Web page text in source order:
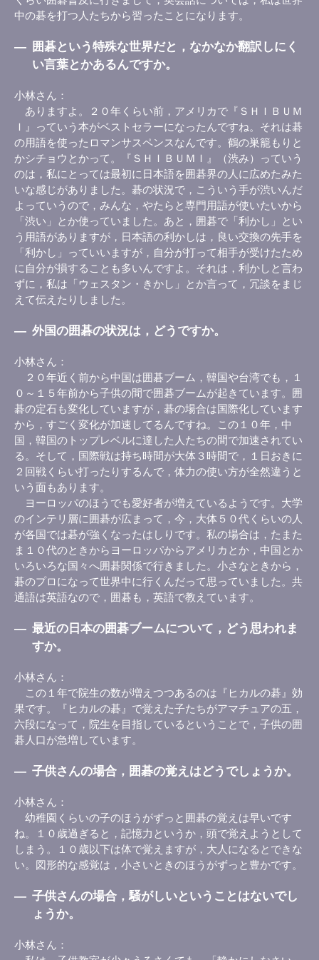
中の碁を打つ人たちから習ったことになります。
― 囲碁という特殊な世界だと，なかなか翻訳しにく
い言葉とかあるんですか。
小林さん
ありますよ。２０年くらい前，アメリカで『ＳＨＩＢＵＭ
Ｉ』っていう本がベストセラーになったんですね。それは碁
の用語を使ったロマンサスペンスなんです。鶴の巣籠もりと
かシチョウとかって。『ＳＨＩＢＵＭＩ』（渋み）っていう
のは，私にとっては最初に日本語を囲碁界の人に広めたみた
いな感じがありました。碁の状況で，こういう手が渋いんだ
よっていうので，みんな，やたらと専門用語が使いたいから
「渋い」とか使っていました。あと，囲碁で「利かし」とい
う用語がありますが，日本語の利かしは，良い交換の先手を
「利かし」っていいますが，自分が打って相手が受けたため
に自分が損することも多いんですよ。それは，利かしと言わ
ずに，私は「ウェスタン・きかし」とか言って，冗談をまじ
えて伝えたりしました。
― 外国の囲碁の状況は，どうですか。
小林さん
２０年近く前から中国は囲碁ブーム，韓国や台湾でも，１
０～１５年前から子供の間で囲碁ブームが起きています。囲
碁の定石も変化していますが，碁の場合は国際化しています
から，すごく変化が加速してるんですね。この１０年，中
国，韓国のトップレベルに達した人たちの間で加速されてい
る。そして，国際戦は持ち時間が大体３時間で，１日おきに
２回戦くらい打ったりするんで，体力の使い方が全然違うと
いう面もあります。
ヨーロッパのほうでも愛好者が増えているようです。大学
のインテリ層に囲碁が広まって，今，大体５０代くらいの人
が各国では碁が強くなったはしりです。私の場合は，たまた
ま１０代のときからヨーロッパからアメリカとか，中国とか
いろいろな国々へ囲碁関係で行きました。小さなときから，
碁のプロになって世界中に行くんだって思っていました。共
通語は英語なので，囲碁も，英語で教えています。
― 最近の日本の囲碁ブームについて，どう思われま
すか。
小林さん
この１年で院生の数が増えつつあるのは『ヒカルの碁』効
果です。『ヒカルの碁』で覚えた子たちがアマチュアの五，
六段になって，院生を目指しているということで，子供の囲
碁人口が急増しています。
― 子供さんの場合，囲碁の覚えはどうでしょうか。
小林さん
幼稚園くらいの子のほうがずっと囲碁の覚えは早いです
ね。１０歳過ぎると，記憶力というか，頭で覚えようとして
しまう。１０歳以下は体で覚えますが，大人になるとできな
い。図形的な感覚は，小さいときのほうがずっと豊かです。
― 子供さんの場合，騒がしいということはないでし
ょうか。
小林さん